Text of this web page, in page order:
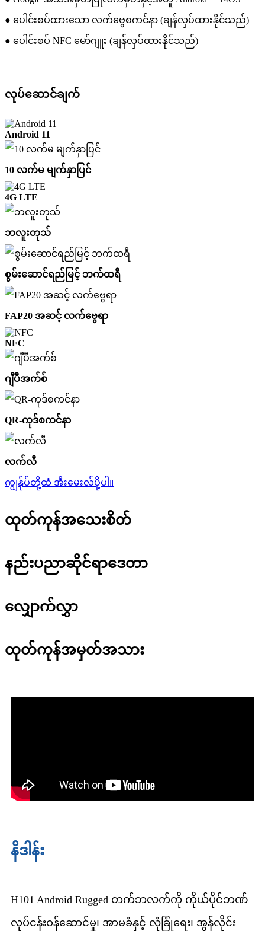
● ပေါင်းစပ်ထားသော လက်ဗွေစကင်နာ (ချန်လှပ်ထားနိုင်သည်)
● ပေါင်းစပ် NFC မော်ဂျူး (ချန်လှပ်ထားနိုင်သည်)
လုပ်ဆောင်ချက်
Android 11
10 လက်မ မျက်နှာပြင်
4G LTE
ဘလူးတုသ်
စွမ်းဆောင်ရည်မြင့် ဘက်ထရီ
FAP20 အဆင့် လက်ဗွေရာ
NFC
ဂျီပီအက်စ်
QR-ကုဒ်စကင်နာ
လက်လီ
ကျွန်ုပ်တို့ထံ အီးမေးလ်ပို့ပါ။
ထုတ်ကုန်အသေးစိတ်
နည်းပညာဆိုင်ရာဒေတာ
လျှောက်လွှာ
ထုတ်ကုန်အမှတ်အသား
နိဒါန်း
H101 Android Rugged တက်ဘလက်ကို ကိုယ်ပိုင်ဘဏ်
လုပ်ငန်းဝန်ဆောင်မှု၊ အာမခံနှင့် လုံခြုံရေး၊ အွန်လိုင်း